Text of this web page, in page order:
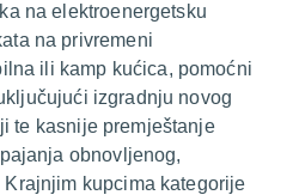
na elektroenergetsku
na privremeni
ili kamp kućica, pomoćni
izgradnju novog
te kasnije premještanje
obnovljenog,
kupcima kategorije